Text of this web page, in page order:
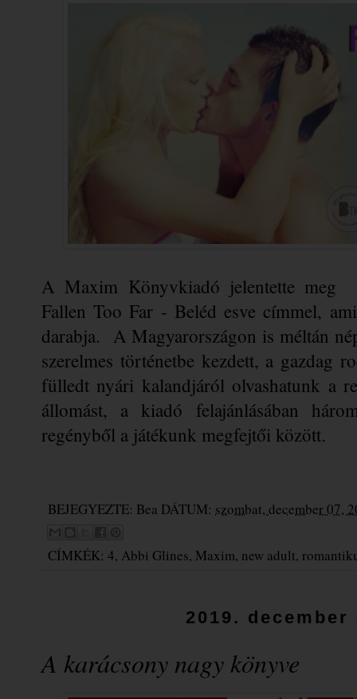
A Maxim Könyvkiadó jelentette meg
Fallen Too Far - Beléd esve címmel,
darabja.  A Magyarországon is méltán
szerelmes történetbe kezdett, a gazdag
fülledt nyári kalandjáról olvashatunk a
állomást, a kiadó felajánlásában
regényből a játékunk megfejtői között.
BEJEGYEZTE: Bea DÁTUM: szombat, december 07,
CÍMKÉK: 4, Abbi Glines, Maxim, new adult,
2019.
A ​karácsony nagy könyve